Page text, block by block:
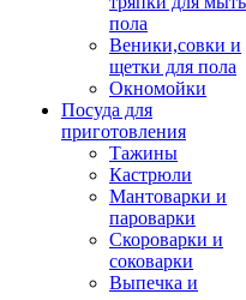
пола
Веники,совки и
щетки для пола
Окномойки
Посуда для
приготовления
Тажины
Кастрюли
Мантоварки и
пароварки
Скороварки и
соковарки
Выпечка и